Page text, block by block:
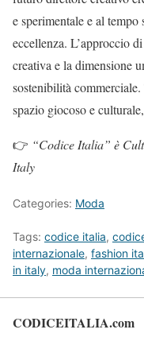
e sperimentale e al
eccellenza. L’approccio
creativa e la dimensione
sostenibilità
spazio giocoso e
👉 “Codice Italia” è
Italy
Categories: Moda
Tags: codice italia,
internazionale, fashion
in italy, moda
CODICEITALIA.com